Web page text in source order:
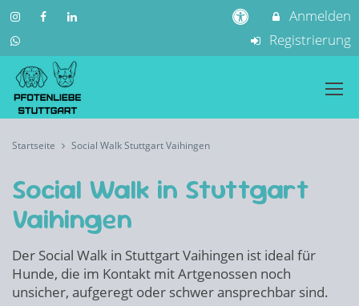
Anmelden
Registrierung
Startseite Social Walk Stuttgart Vaihingen
Social Walk in Stuttgart
Vaihingen
Der Social Walk in Stuttgart Vaihingen ist ideal für
Hunde, die im Kontakt mit Artgenossen noch
unsicher, aufgeregt oder schwer ansprechbar sind.